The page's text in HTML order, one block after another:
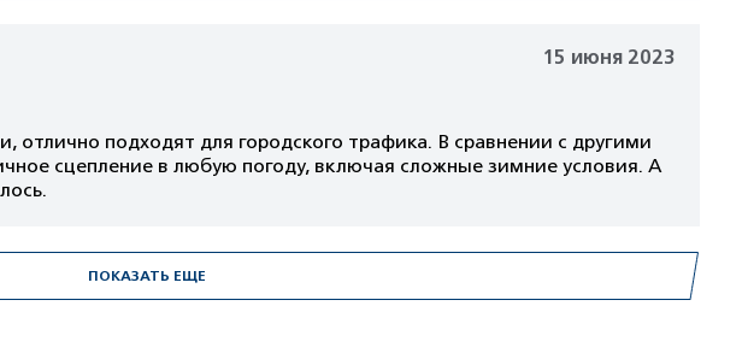
15 июня 2023
подходят для городского трафика. В сравнении с другими
сцепление в любую погоду, включая сложные зимние условия. А
ПОКАЗАТЬ ЕЩЕ